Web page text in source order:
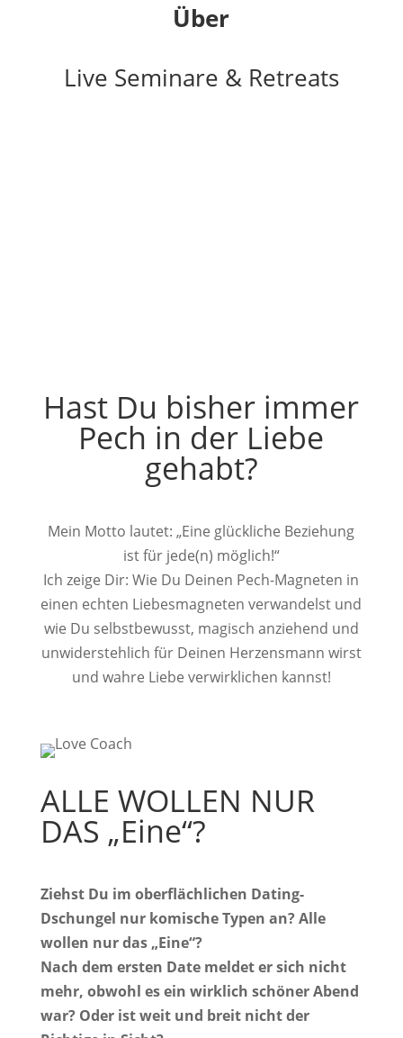
Über
Live Seminare & Retreats
Hast Du bisher immer
Pech in der Liebe
gehabt?
Mein Motto lautet: „Eine glückliche Beziehung
ist für jede(n) möglich!“
Ich zeige Dir: Wie Du Deinen Pech-Magneten in
einen echten Liebesmagneten verwandelst und
wie Du selbstbewusst, magisch anziehend und
unwiderstehlich für Deinen Herzensmann wirst
und wahre Liebe verwirklichen kannst!
ALLE WOLLEN NUR
DAS „Eine“?
Ziehst Du im oberflächlichen Dating-
Dschungel nur komische Typen an? Alle
wollen nur das „Eine“?
Nach dem ersten Date meldet er sich nicht
mehr, obwohl es ein wirklich schöner Abend
war? Oder ist weit und breit nicht der